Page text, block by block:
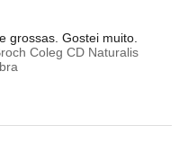
grossas. Gostei muito.
Coleg CD Naturalis